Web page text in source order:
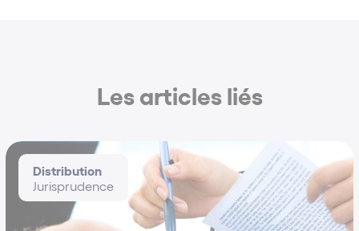
Thèse : « Les opérateurs économiques face à la
Master 2 Recherche (DEA) en Droit Privé, dominante
Droit commercial - UNIVERSITE DE NANCY II (2004).
Sujet de mémoire : « L’objet social »
Les articles liés
Distribution
Jurisprudence